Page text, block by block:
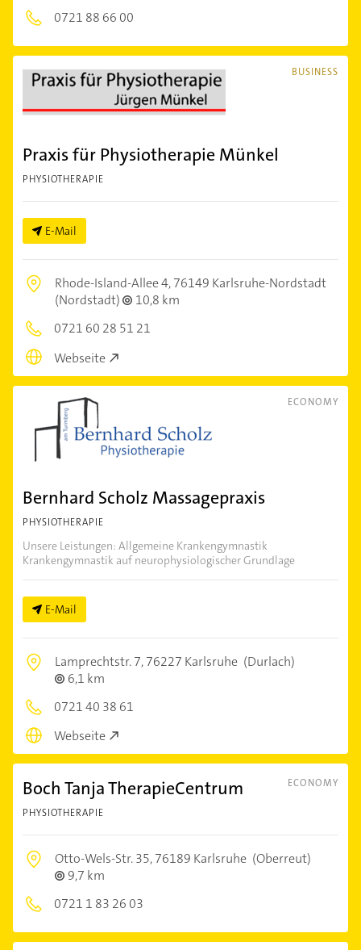
0721 88 66 00
BUSINESS
Praxis für Physiotherapie Münkel
PHYSIOTHERAPIE
E-Mail
Rhode-Island-Allee 4,76149 Karlsruhe-Nordstadt
(Nordstadt)
10,8 km
0721 60 28 51 21
Webseite
ECONOMY
Bernhard Scholz Massagepraxis
PHYSIOTHERAPIE
Unsere Leistungen: Allgemeine Krankengymnastik
Krankengymnastik auf neurophysiologischer Grundlage
E-Mail
Lamprechtstr. 7,76227 Karlsruhe (Durlach)
6,1 km
0721 40 38 61
Webseite
ECONOMY
Boch Tanja TherapieCentrum
PHYSIOTHERAPIE
Otto-Wels-Str. 35,76189 Karlsruhe (Oberreut)
9,7 km
0721 1 83 26 03